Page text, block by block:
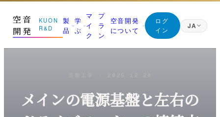
空音
開発
KUON
R&D
製
品
部屋を知る｜ROOM CAPTURE・KUON STAGE・
02 録る
学
ぶ
空音開発が持っている知識は、すべてここに。無料
最新の記事
マ
イ
ク
プ
ラ
ン
空音開発
について
なぜ空音開発を作るのか
創業者
朝比奈幸太郎
ログ
イン
JA
English
Deutsch
German
繁體中文
2025.12.20
メインの電源基盤と左右の